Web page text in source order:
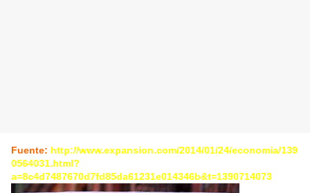
Fuente: http://www.expansion.com/2014/01/24/economia/139
0564031.html?
a=8c4d7487670d7fd85da61231e014346b&t=1390714073